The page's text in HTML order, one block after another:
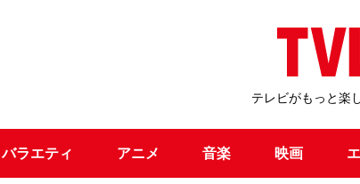
テレビがもっと楽
バラエティ アニメ 音楽 映画